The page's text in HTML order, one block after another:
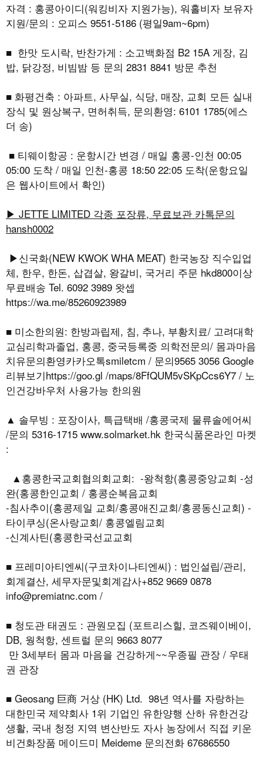
자격 : 홍콩아이디(워킹비자 지원가능), 워홀비자 보유자
지원/문의 : 오피스 9551-5186 (평일9am~6pm)
■ 한맛 도시락, 반찬가게 : 소고백화점 B2 15A 게장, 김
밥, 닭강정, 비빔밤 등 문의 2831 8841 방문 추천
■ 화평건축 : 아파트, 사무실, 식당, 매장, 교회 모든 실내
장식 및 원상복구, 면허취득, 문의환영: 6101 1785(에스
더 송)
■ 티웨이항공 : 운항시간 변경 / 매일 홍콩-인천 00:05
05:00 도착 / 매일 인천-홍콩 18:50 22:05 도착(운항요일
은 웹사이트에서 확인)
▶ JETTE LIMITED 각종 포장류, 무료보관 카톡문의
hansh0002
▶신국화(NEW KWOK WHA MEAT) 한국농장 직수입업
체, 한우, 한돈, 삽겹살, 왕갈비, 국거리 주문 hkd800이상
무료배송 Tel. 6092 3989 왓셉
https://wa.me/85260923989
■ 미소한의원: 한방과립제, 침, 추나, 부황치료/ 고려대학
교심리학과졸업, 홍콩, 중국등록중 의학전문의/ 몸과마음
치유문의환영카카오톡smiletcm / 문의9565 3056 Google
리뷰보기https://goo.gl /maps/8FfQUM5vSKpCcs6Y7 / 노
인건강바우처 사용가능 한의원
▲ 솔무빙 : 포장이사, 특급택배 /홍콩국제 물류솔에어씨
/문의 5316-1715 www.solmarket.hk 한국식품온라인 마켓
:
▲홍콩한국교회협의회교회: -왕척항(홍콩중앙교회 -성
완(홍콩한인교회 / 홍콩순복음교회
-침사추이(홍콩제일 교회/홍콩애진교회/홍콩동신교회) -
타이쿠싱(온사랑교회/ 홍콩엘림교회
-신계사틴(홍콩한국선교교회
■ 프레미아티엔씨(구코차이나티엔씨) : 법인설립/관리,
회계결산, 세무자문및회계감사+852 9669 0878
info@premiatnc.com /
■ 청도관 태권도 : 관원모집 (포트리스힐, 코즈웨이베이,
DB, 웡척항, 센트럴 문의 9663 8077
만 3세부터 몸과 마음을 건강하게~~우종필 관장 / 우태
권 관장
■ Geosang 巨商 거상 (HK) Ltd. 98년 역사를 자랑하는
대한민국 제약회사 1위 기업인 유한양행 산하 유한건강
생활, 국내 청정 지역 변산반도 자사 농장에서 직접 키운
비건화장품 메이드미 Meideme 문의전화 67686550